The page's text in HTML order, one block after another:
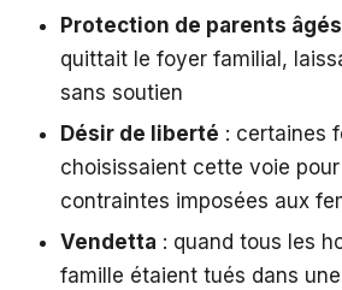
Protection de parents âgés
quittait le foyer familial,
sans soutien
Désir de liberté : certaines
choisissaient cette voie
contraintes imposées aux
Vendetta : quand tous les
famille étaient tués dans